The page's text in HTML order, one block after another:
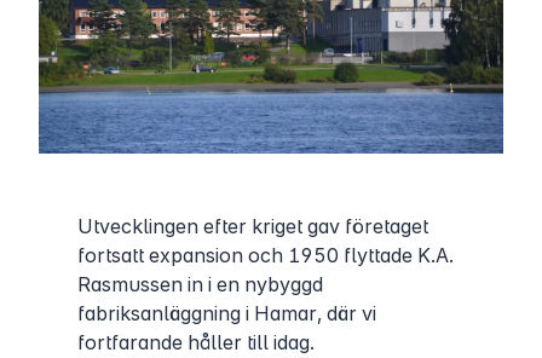
Utvecklingen efter kriget gav företaget
fortsatt expansion och 1950 flyttade K.A.
Rasmussen in i en nybyggd
fabriksanläggning i Hamar, där vi
fortfarande håller till idag.